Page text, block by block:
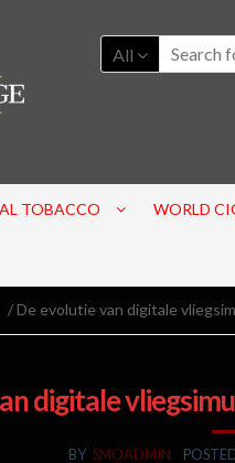
All
TOBACCO WORLD
/ De evolutie van digitale
digitale
BY SMOADMIN